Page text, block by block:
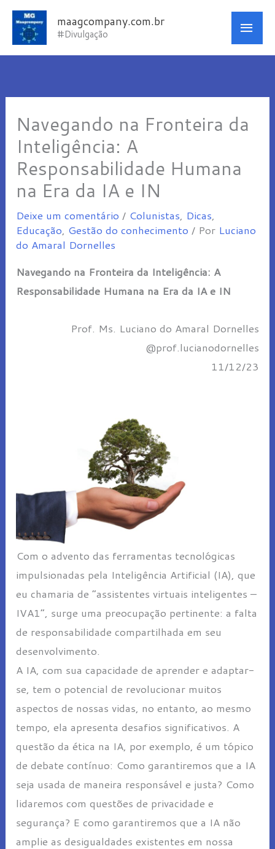
para
maagcompany.com.br
#Divulgação
Navegando na Fronteira da
Inteligência: A
Responsabilidade Humana
na Era da IA e IN
Deixe um comentário / Colunistas Dicas
Educação Gestão do conhecimento / Por Luciano
do Amaral Dornelles
Navegando na Fronteira da Inteligência: A
Responsabilidade Humana na Era da IA e IN
Prof. Ms. Luciano do Amaral Dornelles
@prof.lucianodornelles
11/12/23
Com o advento das ferramentas tecnológicas
impulsionadas pela Inteligência Artificial (IA), que
eu chamaria de “assistentes virtuais inteligentes –
IVA1”, surge uma preocupação pertinente: a falta
de responsabilidade compartilhada em seu
desenvolvimento.
A IA, com sua capacidade de aprender e adaptar-
se, tem o potencial de revolucionar muitos
aspectos de nossas vidas, no entanto, ao mesmo
tempo, ela apresenta desafios significativos. A
questão da ética na IA, por exemplo, é um tópico
de debate contínuo: Como garantiremos que a IA
seja usada de maneira responsável e justa? Como
lidaremos com questões de privacidade e
segurança? E como garantiremos que a IA não
amplie as desigualdades existentes em nossa